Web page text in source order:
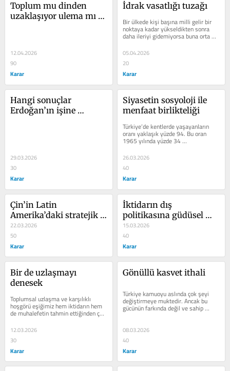
Toplum mu dinden
uzaklaşıyor ulema mı
12.04.2026
90
Karar
İdrak vasatlığı tuzağı
Bir ülkede kişi başına milli gelir bir
noktaya kadar yükseldikten sonra
daha ileriyi gidemiyorsa buna orta
gelir tuzağı deniyor. Yani yüksek...
05.04.2026
20
Karar
Hangi sonuçlar
Erdoğan’ın işine
29.03.2026
30
Karar
Siyasetin sosyoloji ile
menfaat birlikteliği
Türkiye’de kentlerde yaşayanların
oranı yaklaşık yüzde 94. Bu oran
1965 yılında yüzde 34
seviyesindeydi. 1985’den itibaren
(yüzde 53)...
26.03.2026
40
Karar
Çin’in Latin
Amerika’daki stratejik
savaşı
22.03.2026
50
Karar
İktidarın dış
politikasına güdüsel
tepki
15.03.2026
40
Karar
Bir de uzlaşmayı
denesek
Toplumsal uzlaşma ve karşılıklı
hoşgörü eşiğimiz hem iktidarın hem
de muhalefetin tahmin ettiğinden çok
daha ulaşılabilir bir düzeyde....
12.03.2026
30
Karar
Gönüllü kasvet ithali
Türkiye kamuoyu aslında çok şeyi
değiştirmeye muktedir. Ancak bu
gücünün farkında değil ve sahip
olduğu gücü ideolojik saplantılar ile...
08.03.2026
40
Karar